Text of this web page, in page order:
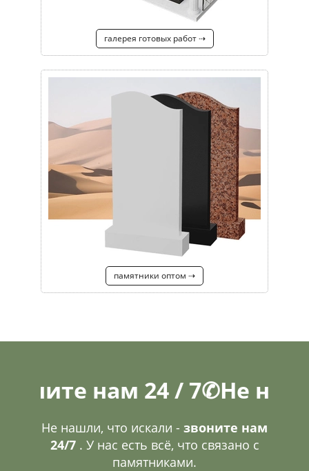
галерея готовых работ ⇢
памятники оптом ⇢
нам 24 / 7✆Не нашли,
Не нашли, что искали - звоните нам
24/7. У нас есть всё, что связано с
памятниками.